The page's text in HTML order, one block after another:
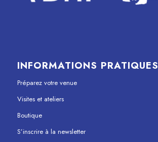
INFORMATIONS PRATIQUES
Préparez votre venue
Visites et ateliers
Boutique
S’inscrire à la newsletter